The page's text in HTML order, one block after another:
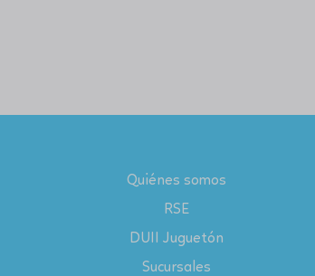
Quiénes somos
RSE
DUII Juguetón
Sucursales